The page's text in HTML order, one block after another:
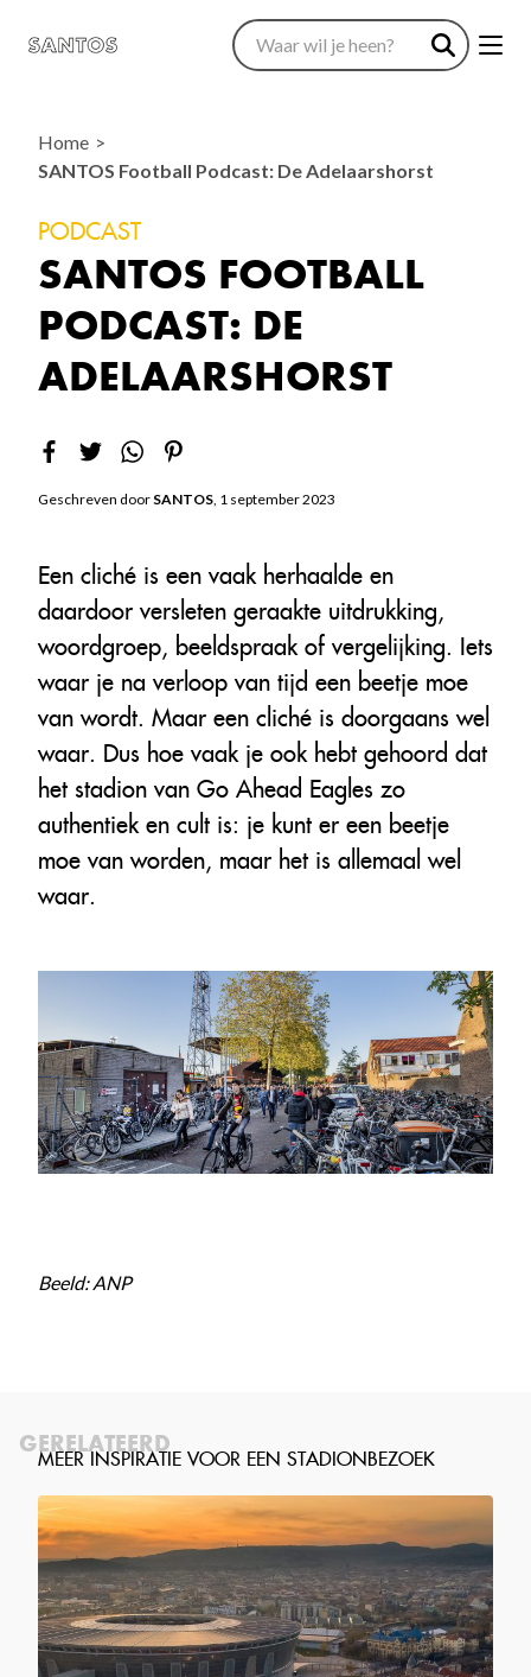
Home
SANTOS Football Podcast: De Adelaarshorst
PODCAST
SANTOS FOOTBALL
PODCAST: DE
ADELAARSHORST
Geschreven door SANTOS, 1 september 2023
Een cliché is een vaak herhaalde en
daardoor versleten geraakte uitdrukking,
woordgroep, beeldspraak of vergelijking. Iets
waar je na verloop van tijd een beetje moe
van wordt. Maar een cliché is doorgaans wel
waar. Dus hoe vaak je ook hebt gehoord dat
het stadion van Go Ahead Eagles zo
authentiek en cult is: je kunt er een beetje
moe van worden, maar het is allemaal wel
waar.
Beeld: ANP
GERELATEERD